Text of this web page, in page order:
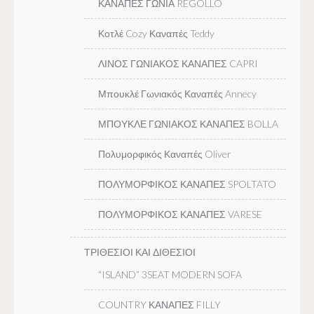
ΚΑΝΑΠΕΣ ΓΩΝΙΑ REGOLLO
Κοτλέ Cozy Καναπές Teddy
ΛΙΝΟΣ ΓΩΝΙΑΚΟΣ ΚΑΝΑΠΕΣ CAPRI
Μπουκλέ Γωνιακός Καναπές Annecy
ΜΠΟΥΚΛΕ ΓΩΝΙΑΚΟΣ ΚΑΝΑΠΕΣ BOLLA
Πολυμορφικός Καναπές Oliver
ΠΟΛΥΜΟΡΦΙΚΟΣ ΚΑΝΑΠΕΣ SPOLTATO
ΠΟΛΥΜΟΡΦΙΚΟΣ ΚΑΝΑΠΕΣ VARESE
ΤΡΙΘΕΣΙΟΙ ΚΑΙ ΔΙΘΕΣΙΟΙ
“ISLAND” 3SEAT MODERN SOFA
COUNTRY ΚΑΝΑΠΕΣ FILLY